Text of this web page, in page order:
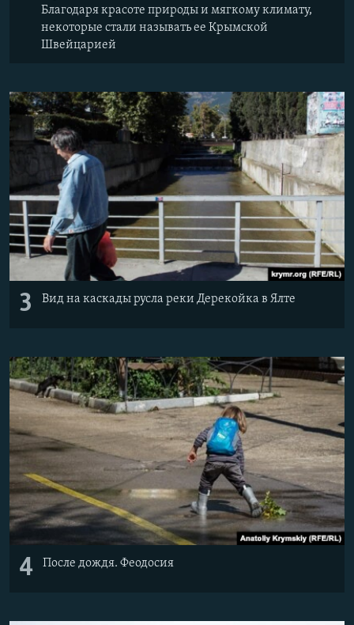
Благодаря красоте природы и мягкому климату,
некоторые стали называть ее Крымской
Швейцарией
3 Вид на каскады русла реки Дерекойка в Ялте
4 После дождя. Феодосия